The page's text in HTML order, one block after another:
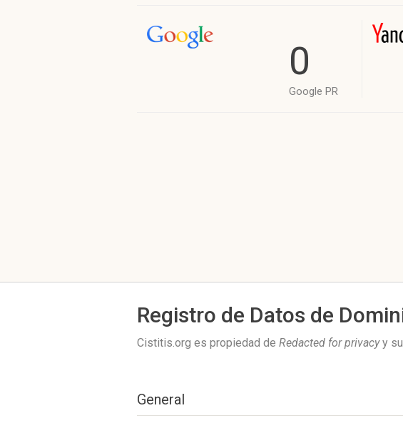
0
Google PR
Registro de Datos de
Cistitis.org es propiedad de Redacted for privacyy
General